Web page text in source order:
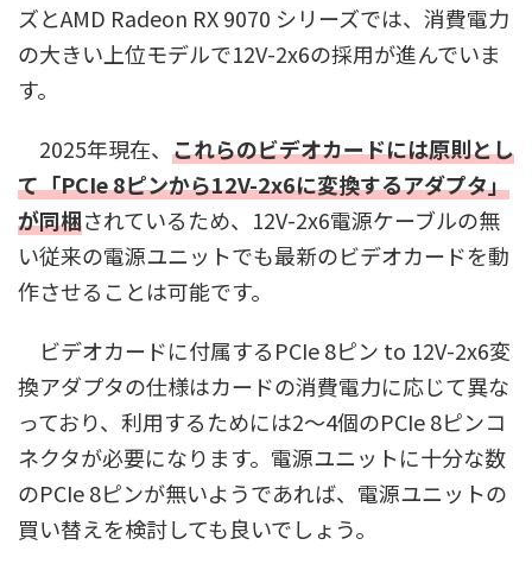
ズとAMD Radeon RX 9070 シリーズでは、消費電力
の大きい上位モデルで12V-2x6の採用が進んでいま
す。
2025年現在、 これらのビデオカードには原則とし
て「PCIe 8ピンから12V-2x6に変換するアダプタ」
が同梱されているため、12V-2x6電源ケーブルの無
い従来の電源ユニットでも最新のビデオカードを動
作させることは可能です。
ビデオカードに付属するPCIe 8ピン to 12V-2x6変
換アダプタの仕様はカードの消費電力に応じて異な
っており、利用するためには2～4個のPCIe 8ピンコ
ネクタが必要になります。電源ユニットに十分な数
のPCIe 8ピンが無いようであれば、電源ユニットの
買い替えを検討しても良いでしょう。